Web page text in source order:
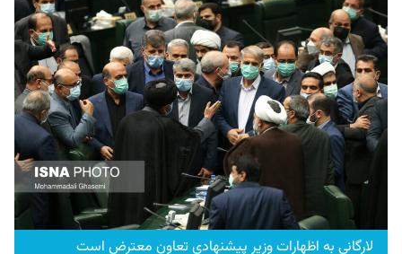
لارگانی به اظهارات وزیر پیشنهادی تعاون معترض است